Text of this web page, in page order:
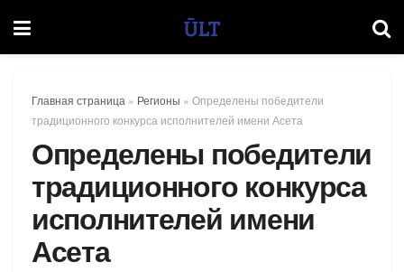
Главная страница » Регионы » Определены победители
традиционного конкурса исполнителей имени Асета
Определены победители
традиционного конкурса
исполнителей имени
Асета